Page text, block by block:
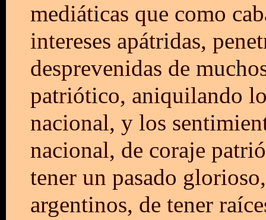
mediáticas que como
intereses apátridas,
desprevenidas de
patriótico, aniquilando
nacional, y los
nacional, de coraje
tener un pasado
argentinos, de tener